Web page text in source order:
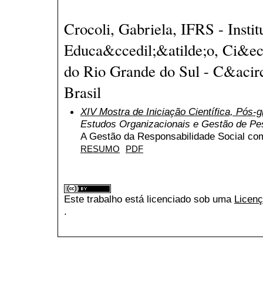
Crocoli, Gabriela, IFRS -
Educa&ccedil;&atilde;o,
do Rio Grande do Sul -
Brasil
XIV Mostra de Iniciação Científica, Pós-
Estudos Organizacionais e Gestão de
A Gestão da Responsabilidade Social
RESUMO PDF
Este trabalho está licenciado sob uma
.